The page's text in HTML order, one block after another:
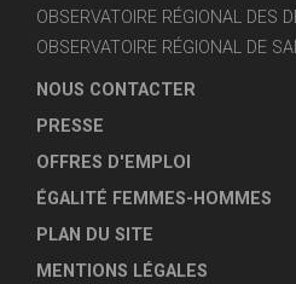
OBSERVATOIRE RÉGIONAL DES
OBSERVATOIRE RÉGIONAL DE
NOUS CONTACTER
PRESSE
OFFRES D'EMPLOI
ÉGALITÉ FEMMES-HOMMES
PLAN DU SITE
MENTIONS LÉGALES